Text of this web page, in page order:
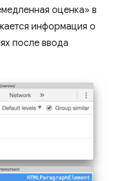
оценка» в
информация о
после ввода